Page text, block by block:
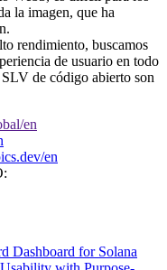
la imagen, que ha
rendimiento, buscamos
de usuario en todo
de código abierto son
en
en
Dashboard for Solana